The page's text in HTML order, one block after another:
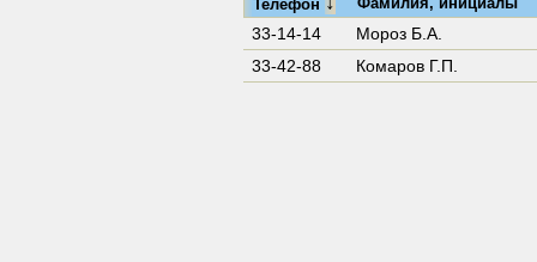
Телефон
33-14-14
Мороз Б.А.
33-42-88
Комаров Г.П.